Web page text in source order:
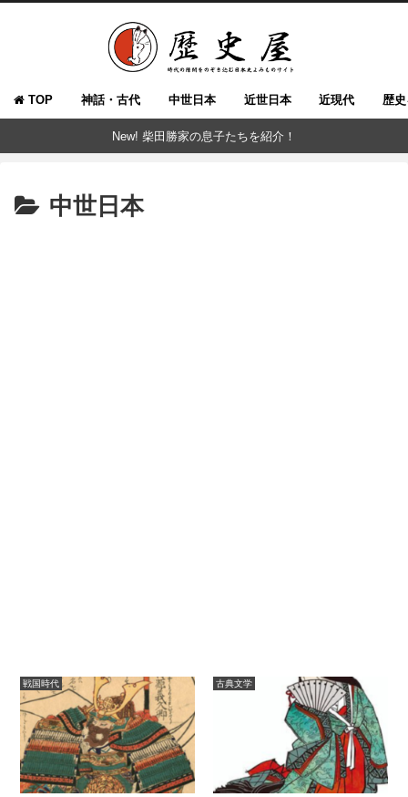
TOP 神話・古代 中世日本 近世日本 近現代 歴
New! 柴田勝家の息子たちを紹介！
中世日本
戦国時代 古典文学